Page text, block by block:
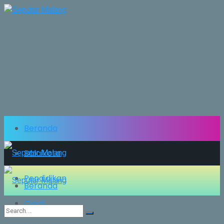
Beranda
Balaikota
Pendidikan
Opini
Beranda
Balaikota